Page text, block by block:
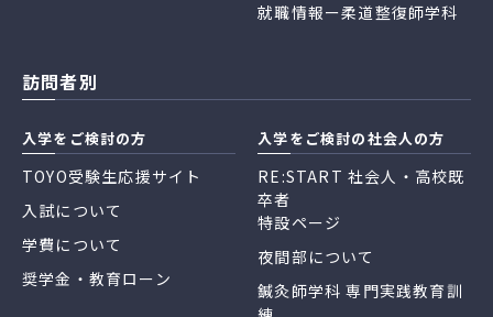
就職情報ー柔道整復師学科
訪問者別
入学をご検討の方
TOYO受験生応援サイト
入試について
学費について
奨学金・教育ローン
入学をご検討の社会人の方
RE:START 社会人・高校既
卒者
特設ページ
夜間部について
鍼灸師学科 専門実践教育訓